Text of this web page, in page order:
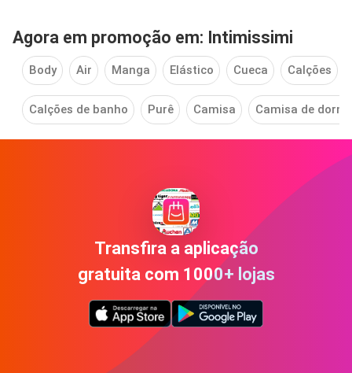
Agora em promoção em: Intimissimi
Body Air Manga Elástico Cueca Calções
Calções de banho Purê Camisa Camisa de
Transfira a aplicação
gratuita com 1000+ lojas